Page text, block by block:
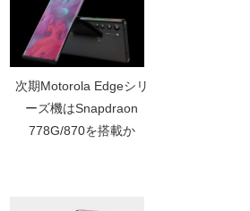
次期Motorola Edgeシリ
ーズ機はSnapdraon
778G/870を搭載か